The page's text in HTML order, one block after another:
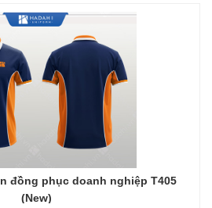
đồng phục doanh nghiệp T405
(New)